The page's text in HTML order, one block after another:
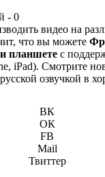
- 0
видео на
что вы можете
планшете с
iPad). Смотрите
озвучкой в
ВК
ОК
FB
Mail
Твиттер